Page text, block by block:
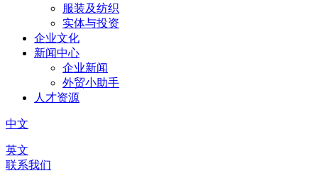
服装及纺织
实体与投资
企业文化
新闻中心
企业新闻
外贸小助手
人才资源
中文
英文
联系我们